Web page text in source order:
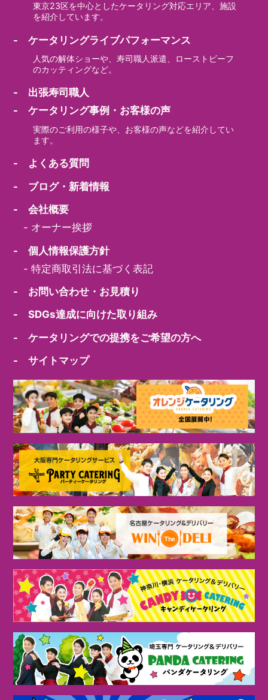
東京23区を中心としたケータリング対応エリア、施設
を紹介しています。
- ケータリングライブパフォーマンス
人気の解体ショーや、寿司職人派遣、ローストビーフ
のカッティングなど。
- 出張寿司職人
- ケータリング事例・お客様の声
実際のご利用の様子や、お客様の声などを紹介してい
ます。
- よくある質問
- ブログ・新着情報
- 会社概要
- オーナー挨拶
- 個人情報保護方針
-特定商取引法に基づく表記
- お問い合わせ・お見積り
- SDGs達成に向けた取り組み
- ケータリングでの提携をご希望の方へ
- サイトマップ